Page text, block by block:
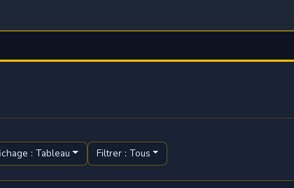
: Tableau Filtrer : Tous